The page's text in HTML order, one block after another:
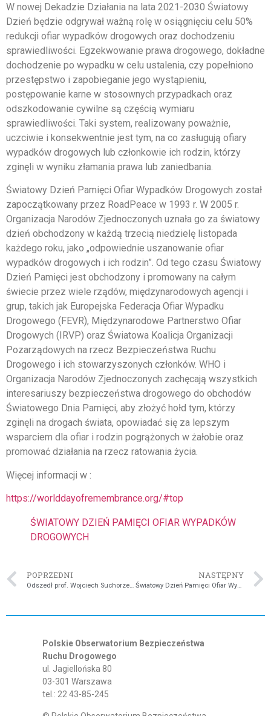
W nowej Dekadzie Działania na lata 2021-2030 Światowy
Dzień będzie odgrywał ważną rolę w osiągnięciu celu 50%
redukcji ofiar wypadków drogowych oraz dochodzeniu
sprawiedliwości. Egzekwowanie prawa drogowego, dokładne
dochodzenie po wypadku w celu ustalenia, czy popełniono
przestępstwo i zapobieganie jego wystąpieniu,
postępowanie karne w stosownych przypadkach oraz
odszkodowanie cywilne są częścią wymiaru
sprawiedliwości. Taki system, realizowany poważnie,
uczciwie i konsekwentnie jest tym, na co zasługują ofiary
wypadków drogowych lub członkowie ich rodzin, którzy
zginęli w wyniku złamania prawa lub zaniedbania.
Światowy Dzień Pamięci Ofiar Wypadków Drogowych został
zapoczątkowany przez RoadPeace w 1993 r. W 2005 r.
Organizacja Narodów Zjednoczonych uznała go za światowy
dzień obchodzony w każdą trzecią niedzielę listopada
każdego roku, jako „odpowiednie uszanowanie ofiar
wypadków drogowych i ich rodzin”. Od tego czasu Światowy
Dzień Pamięci jest obchodzony i promowany na całym
świecie przez wiele rządów, międzynarodowych agencji i
grup, takich jak Europejska Federacja Ofiar Wypadku
Drogowego (FEVR), Międzynarodowe Partnerstwo Ofiar
Drogowych (IRVP) oraz Światowa Koalicja Organizacji
Pozarządowych na rzecz Bezpieczeństwa Ruchu
Drogowego i ich stowarzyszonych członków. WHO i
Organizacja Narodów Zjednoczonych zachęcają wszystkich
interesariuszy bezpieczeństwa drogowego do obchodów
Światowego Dnia Pamięci, aby złożyć hołd tym, którzy
zginęli na drogach świata, opowiadać się za lepszym
wsparciem dla ofiar i rodzin pogrążonych w żałobie oraz
promować działania na rzecz ratowania życia.
Więcej informacji w :
https://worlddayofremembrance.org/#top
ŚWIATOWY DZIEŃ PAMIĘCI OFIAR WYPADKÓW
DROGOWYCH
POPRZEDNI
Odszedł prof. Wojciech Suchorzewski
NASTĘPNY
Światowy Dzień Pamięci Ofiar Wypadków Drogowych
Polskie Obserwatorium Bezpieczeństwa
Ruchu Drogowego
ul. Jagiellońska 80
03-301 Warszawa
tel.: 22 43-85-245